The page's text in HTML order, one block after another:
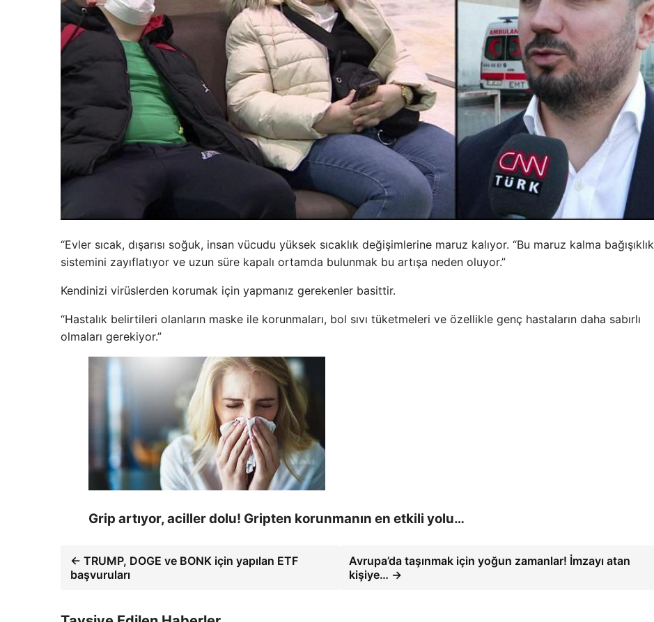
“Evler sıcak, dışarısı soğuk, insan vücudu yüksek sıcaklık değişimlerine maruz kalıyor. “Bu maruz kalma bağışıklık
sistemini zayıflatıyor ve uzun süre kapalı ortamda bulunmak bu artışa neden oluyor.”
Kendinizi virüslerden korumak için yapmanız gerekenler basittir.
“Hastalık belirtileri olanların maske ile korunmaları, bol sıvı tüketmeleri ve özellikle genç hastaların daha sabırlı
olmaları gerekiyor.”
Grip artıyor, aciller dolu! Gripten korunmanın en etkili yolu…
← TRUMP, DOGE ve BONK için yapılan ETF
başvuruları
Avrupa’da taşınmak için yoğun zamanlar! İmzayı atan
kişiye… →